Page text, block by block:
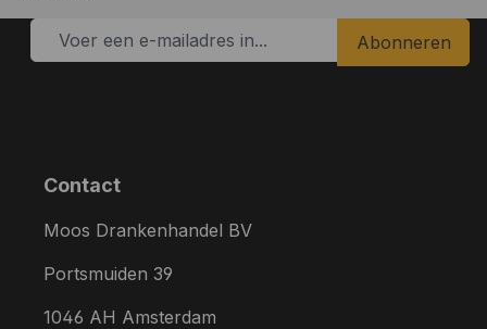
Abonneren
Contact
Moos Drankenhandel BV
Portsmuiden 39
1046 AH Amsterdam